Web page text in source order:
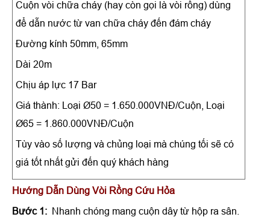
Cuộn vòi chữa cháy (hay còn gọi là vòi rồng) dùng
để dẫn nước từ van chữa cháy đến đám cháy
Đường kính 50mm, 65mm
Dài 20m
Chịu áp lực 17 Bar
Giá thành: Loại Ø50 = 1.650.000VNĐ/Cuộn, Loại
Ø65 = 1.860.000VNĐ/Cuộn
Tùy vào số lượng và chủng loại mà chúng tối sẽ có
giá tốt nhất gửi đến quý khách hàng
Hướng Dẫn Dùng Vòi Rồng Cứu Hỏa
Bước 1: Nhanh chóng mang cuộn dây từ hộp ra sân.